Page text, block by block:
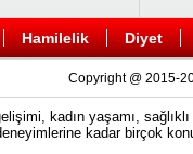
Hamilelik Diyet
Copyright @ 2015-
kadın yaşamı,
kadar birçok